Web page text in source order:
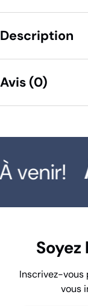
Description
Avis (0)
venir!
Inscrivez-vous
vous